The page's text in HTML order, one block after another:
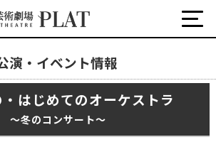
演・イベント情報
はじめてのオーケストラ
〜冬のコンサート〜
ベント情報
音楽など
・講座